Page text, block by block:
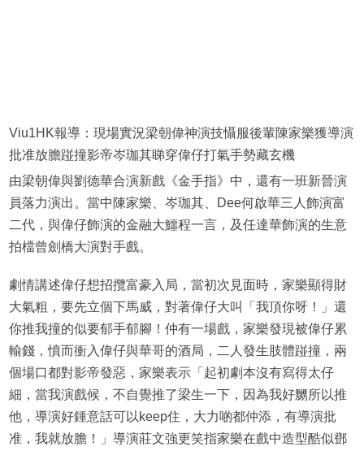
Viu1HK報導：現場實況梁朝偉‍️神演技懾服後輩陳家樂獲導演
批准放膽踫撞影帝岑珈其睇穿偉仔打氣手勢藏玄機
由梁朝偉與劉德華合演新戲《金手指》中，還有一班新晉演
員落力演出。當中陳家樂、岑珈其、Dee何啟華三人飾演富
二代，與偉仔飾演的金融大鱷程一言，及任達華飾演的生意
拍檔曾劍橋大演對手戲。
劇情講述偉仔想招攬富豪入局，當初次見面時，家樂顯得財
大氣粗，要先立個下馬威，對著偉仔大叫「我頂你呀！」還
你推我撞的似要郁手郁腳！仲有一場戲，家樂發現被偉仔累
輸錢，憤而衝入偉仔與華哥的酒局，二人發生肢體踫撞，兩
個場口都對影帝發惡，家樂表示「起初劇本沒有寫得太仔
細，當我演戲候，不自覺推了梁生一下，因為我好嬲所以推
他，導演好鍾意話可以keep住，大力啲都仲添，有導演批
准，我就放膽！」導演莊文強更笑指家樂在戲中造型酷似鄧